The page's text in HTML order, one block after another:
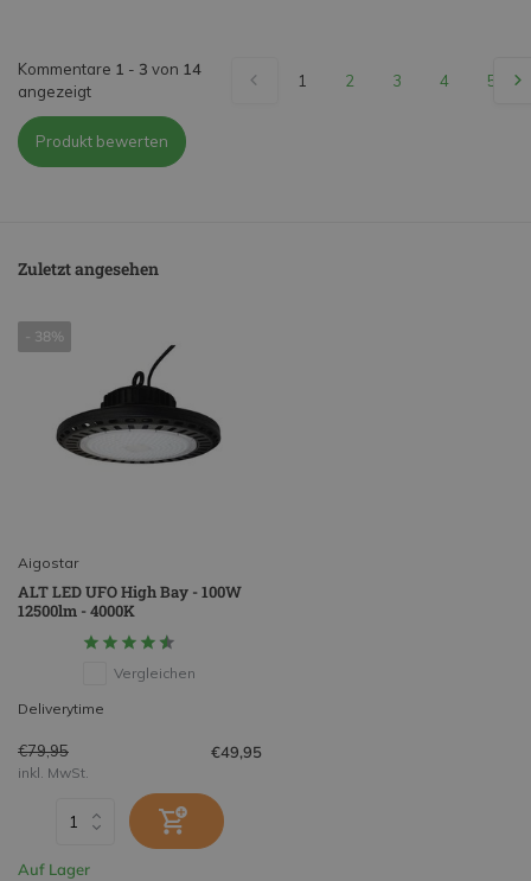
Kommentare 1 - 3 von 14
angezeigt
1 2 3 4 5
Produkt bewerten
Zuletzt angesehen
- 38%
Aigostar
ALT LED UFO High Bay - 100W
12500lm - 4000K
Vergleichen
Deliverytime
€79,95 €49,95
inkl. MwSt.
Auf Lager